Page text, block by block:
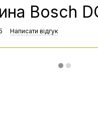
Bosch
Написати відгук